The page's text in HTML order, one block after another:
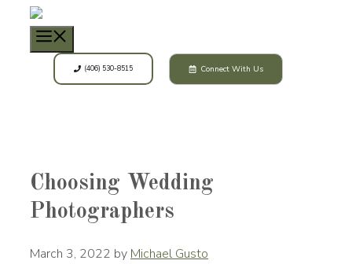
content
(406) 530-8515 Connect With Us
Choosing Wedding
Photographers
March 3, 2022 byMichael Gusto